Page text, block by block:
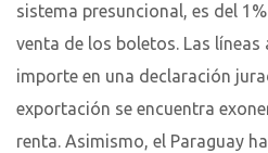
sistema presuncional, es del
venta de los boletos. Las líneas
importe en una declaración
exportación se encuentra
renta. Asimismo, el Paraguay